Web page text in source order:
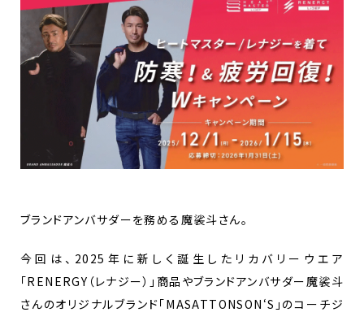
ブランドアンバサダーを務める魔裟斗さん。
今回は、2025年に新しく誕生したリカバリーウエア
「RENERGY（レナジー）」商品やブランドアンバサダー魔裟斗
さんのオリジナルブランド「MASATTONSON‘S」のコーチジ